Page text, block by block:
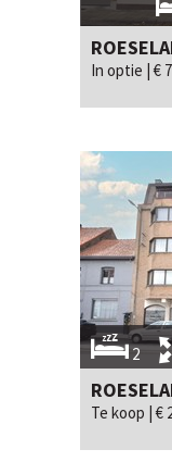
In optie | €
2
Te koop | €